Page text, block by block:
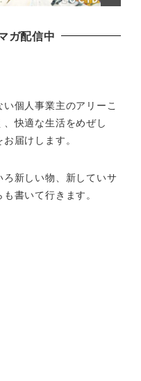
ガ配信中
い個人事業主のアリーこ
、快適な生活をめぜし
届けします。
新しい物、 新していサ
書いて行きます。